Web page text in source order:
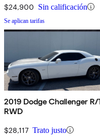
$24,900 Sin calificación
Se aplican tarifas
2019 Dodge Challenger R/
RWD
$28,117 Trato justo